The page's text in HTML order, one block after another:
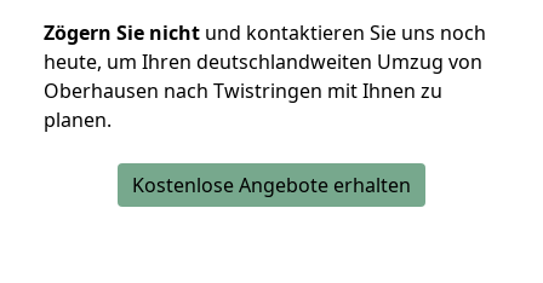
Zögern Sie nicht und kontaktieren Sie uns noch
heute, um Ihren deutschlandweiten Umzug von
Oberhausen nach Twistringen mit Ihnen zu
planen.
Kostenlose Angebote erhalten